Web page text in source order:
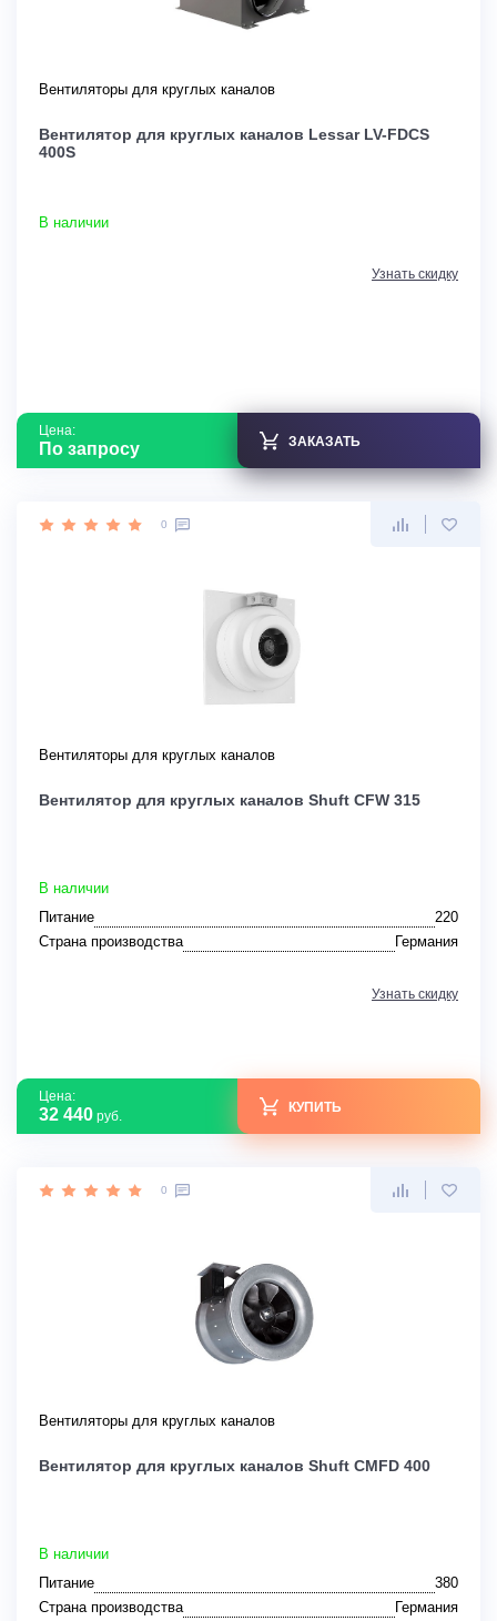
Вентиляторы для круглых каналов
Вентилятор для круглых каналов Lessar LV-FDCS
400S
В наличии
Узнать скидку
Цена:
По запросу ЗАКАЗАТЬ
0
Вентиляторы для круглых каналов
Вентилятор для круглых каналов Shuft CFW 315
В наличии
Питание
220
Страна производства
Германия
Узнать скидку
Цена:
32 440 руб.
КУПИТЬ
0
Вентиляторы для круглых каналов
Вентилятор для круглых каналов Shuft CMFD 400
В наличии
Питание
380
Страна производства
Германия